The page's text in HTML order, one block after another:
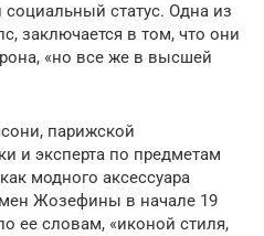
социальный статус. Одна из
заключается в том, что они
«но все же в высшей
парижской
и эксперта по предметам
модного аксессуара
Жозефины в начале 19
ее словам, «иконой стиля,